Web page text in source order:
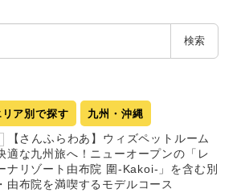
検索
リア別で探す 九州・沖縄
【さんふらわあ】ウィズペットルーム
適な九州旅へ！ニューオープンの「レ
ナリゾート由布院 圍-Kakoi-」を含む別
由布院を満喫するモデルコース